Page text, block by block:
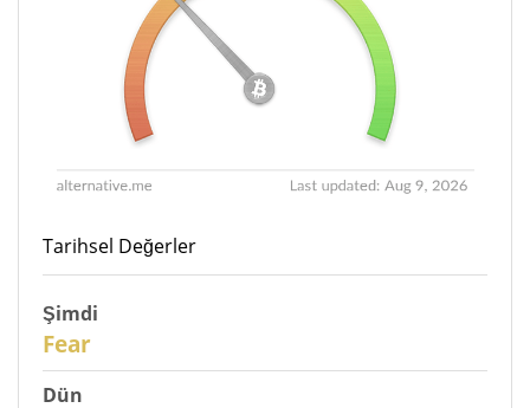
Tarihsel Değerler
Şimdi
Fear
Dün